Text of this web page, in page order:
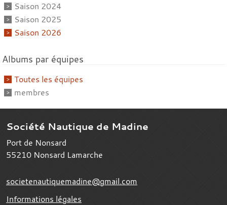
Saison 2024
Saison 2025
Saison 2026
Albums par équipes
Toutes les équipes
membres
Société Nautique de Madine
Port de Nonsard
55210 Nonsard Lamarche
societenautiquemadine@gmail.com
Informations légales